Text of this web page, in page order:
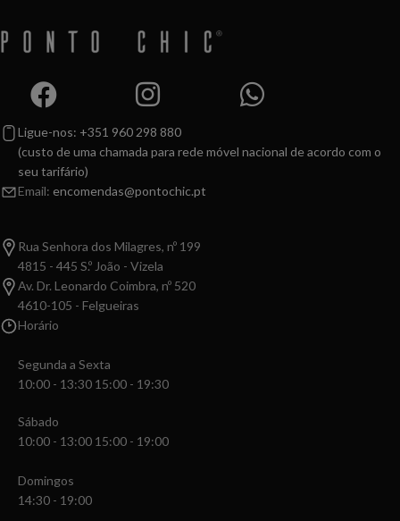
Ligue-nos: +351 960 298 880
(custo de uma chamada para rede móvel nacional de acordo com o
seu tarifário)
Email: encomendas@pontochic.pt
Rua Senhora dos Milagres, nº 199
4815 - 445 S.º João - Vizela
Av. Dr. Leonardo Coimbra, nº 520
4610-105 - Felgueiras
Horário
Segunda a Sexta
10:00 - 13:30 15:00 - 19:30
Sábado
10:00 - 13:00 15:00 - 19:00
Domingos
14:30 - 19:00